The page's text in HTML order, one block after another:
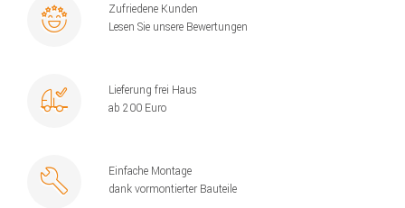
Zufriedene Kunden
Lesen Sie unsere Bewertungen
Lieferung frei Haus
ab 200 Euro
Einfache Montage
dank vormontierter Bauteile